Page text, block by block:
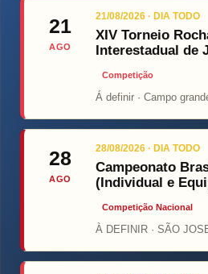
21
AGO
21/08/2026 · DIA TODO
XIV Torneio
Interestadual de
Competição
Á definir · Campo
28
AGO
28/08/2026 · DIA TODO
Campeonato
(Individual e
Competição Nacional
À DEFINIR · SÃO